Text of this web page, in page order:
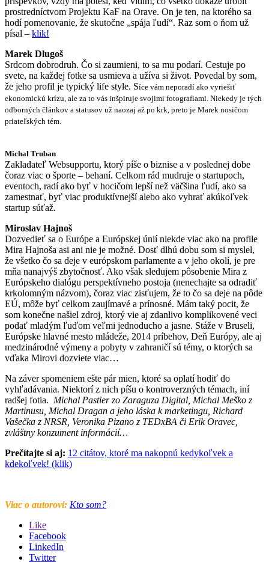
prostredníctvom Projektu KaF na Orave. On je ten, na ktorého sa
hodí pomenovanie, že skutočne „spája ľudí“. Raz som o ňom už
písal – klik!
Marek Dlugoš
Srdcom dobrodruh. Čo si zaumieni, to sa mu podarí. Cestuje po
svete, na každej fotke sa usmieva a užíva si život. Povedal by som,
že jeho profil je typický life style. Síce vám neporadí ako vyriešiť
ekonomickú krízu, ale za to vás inšpiruje svojimi fotografiami. Niekedy je tých
odborných článkov a statusov už naozaj až po krk, preto je Marek nosičom
priateľských tém.
Michal Truban
Zakladateľ Websupportu, ktorý píše o biznise a v poslednej dobe
čoraz viac o športe – behaní. Celkom rád mudruje o startupoch,
eventoch, radí ako byť v hocičom lepší než väčšina ľudí, ako sa
zamestnať, byť viac produktívnejší alebo ako vyhrať akúkoľvek
startup súťaž.
Miroslav Hajnoš
Dozvedieť sa o Európe a Európskej únií niekde viac ako na profile
Mira Hajnoša asi ani nie je možné. Dosť dlhú dobu som si myslel,
že všetko čo sa deje v európskom parlamente a v jeho okolí, je pre
mňa nanajvýš zbytočnosť. Ako však sledujem pôsobenie Mira z
Európskeho dialógu perspektívneho postoja (nenechajte sa odradiť
krkolomným názvom), čoraz viac zisťujem, že to čo sa deje na pôde
EÚ, môže byť celkom zaujímavé a prínosné. Mám taký pocit, že
som konečne našiel zdroj, ktorý vie aj zdanlivo komplikovené veci
podať mladým ľuďom veľmi jednoducho a jasne. Stáže v Bruseli,
Európske hlavné mesto mládeže, 2014 príbehov, Deň Európy, ale aj
medzinárodné výmeny a pobyty v zahraničí sú témy, o ktorých sa
vďaka Mirovi dozviete viac…
Na záver spomeniem ešte pár mien, ktoré sa oplatí hodiť do
vyhľadávania. Niektorí z nich píšu o kontroverzných témach, iní
radšej fotia. Michal Pastier zo Zaraguza Digital, Michal Meško z
Martinusu, Michal Dragan a jeho láska k marketingu, Richard
Vašečka z NRSR, Veronika Pizano z TEDxBA či Erik Oravec,
zvláštny konzument informácií…
Prečítajte si aj: 12 citátov, ktoré ma nakopnú kedykoľvek a
kdekoľvek! (klik)
Viac o autorovi: Kto som?
Like
Facebook
LinkedIn
Twitter